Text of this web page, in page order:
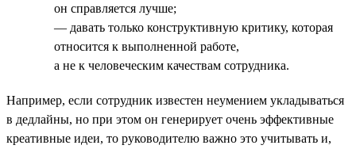
он справляется лучше;
— давать только конструктивную критику, которая
относится к выполненной работе,
а не к человеческим качествам сотрудника.
Например, если сотрудник известен неумением укладываться
в дедлайны, но при этом он генерирует очень эффективные
креативные идеи, то руководителю важно это учитывать и,